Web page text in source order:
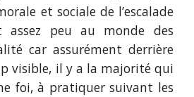
et sociale de l’escalade
assez peu au monde des
car assurément derrière
visible, il y a la majorité qui
foi, à pratiquer suivant les